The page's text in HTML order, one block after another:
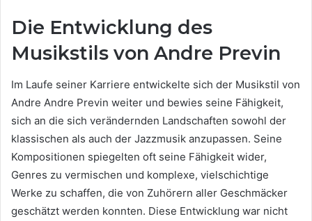
Die Entwicklung des
Musikstils von Andre Previn
Im Laufe seiner Karriere entwickelte sich der Musikstil von
Andre Andre Previn weiter und bewies seine Fähigkeit,
sich an die sich verändernden Landschaften sowohl der
klassischen als auch der Jazzmusik anzupassen. Seine
Kompositionen spiegelten oft seine Fähigkeit wider,
Genres zu vermischen und komplexe, vielschichtige
Werke zu schaffen, die von Zuhörern aller Geschmäcker
geschätzt werden konnten. Diese Entwicklung war nicht